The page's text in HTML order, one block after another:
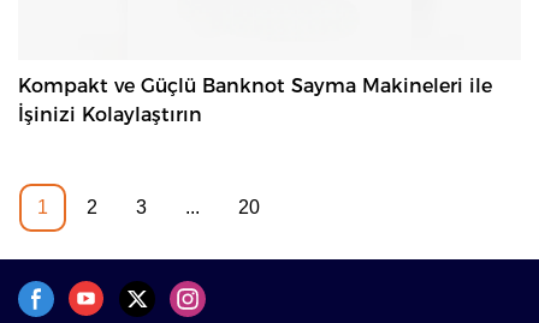
Kompakt ve Güçlü Banknot Sayma Makineleri ile
İşinizi Kolaylaştırın
1 2 3 ... 20